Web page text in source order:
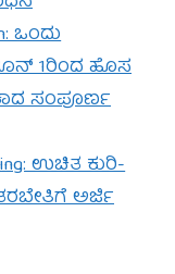
ಒಂದು
1ರಿಂದ ಹೊಸ
ಸಂಪೂರ್ಣ
ಉಚಿತ ಕುರಿ-
ಅರ್ಜಿ